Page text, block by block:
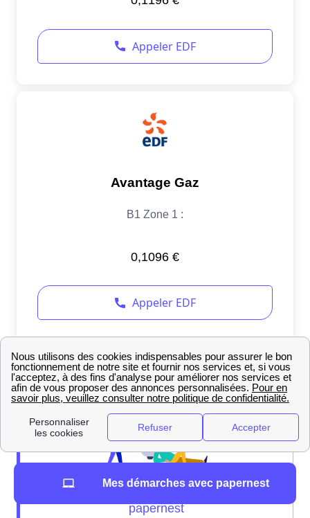
Mes démarches avec papernest